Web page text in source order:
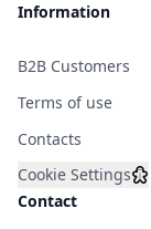
Information
B2B Customers
Terms of use
Contacts
Cookie Settings
Contact